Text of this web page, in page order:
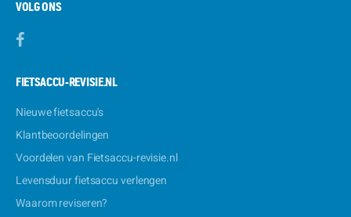
VOLG ONS
FIETSACCU-REVISIE.NL
Nieuwe fietsaccu's
Klantbeoordelingen
Voordelen van Fietsaccu-revisie.nl
Levensduur fietsaccu verlengen
Waarom reviseren?